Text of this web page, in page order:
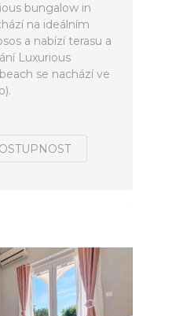
bungalow in
na ideálním
a nabízí terasu a
Luxurious
se nachází ve